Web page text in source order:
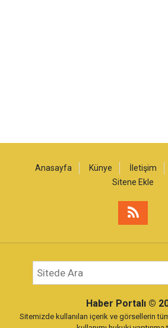
Anasayfa Künye İletişim
Sitene Ekle
Haber Portalı ©
Sitemizde kullanılan içerik ve görsellerin